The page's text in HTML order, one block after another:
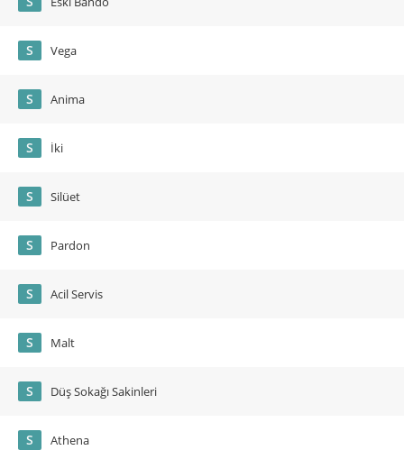
S Vega
S Anima
S İki
S Silüet
S Pardon
S Acil Servis
S Malt
S Düş Sokağı Sakinleri
S Athena